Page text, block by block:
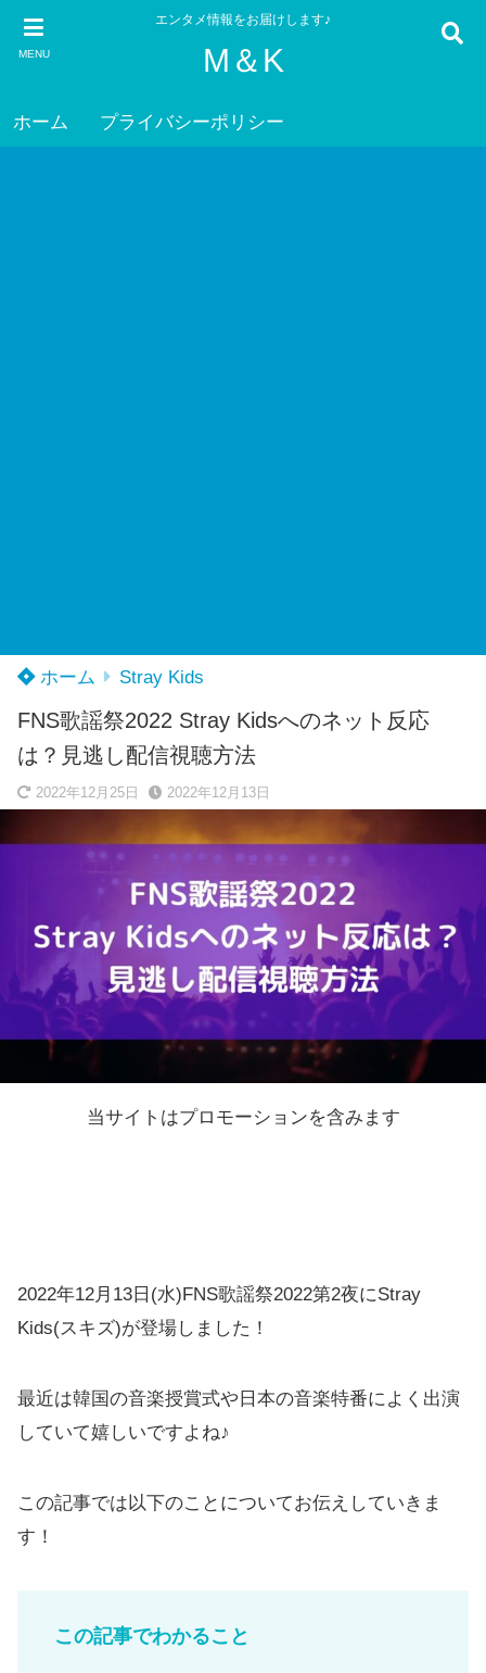
MENU
エンタメ情報をお届けします♪
M＆K
ホーム プライバシーポリシー
ホーム Stray Kids
FNS歌謡祭2022 Stray Kidsへのネット反応
は？見逃し配信視聴方法
2022年12月25日 2022年12月13日
当サイトはプロモーションを含みます
2022年12月13日(水)FNS歌謡祭2022第2夜にStray
Kids(スキズ)が登場しました！
最近は韓国の音楽授賞式や日本の音楽特番によく出演
していて嬉しいですよね♪
この記事では以下のことについてお伝えしていきま
す！
この記事でわかること